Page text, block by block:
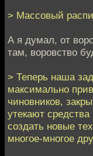
> Массовый
А я думал, от
там, воровство
> Теперь наша
максимально
чиновников,
утекают
создать новые
многое-многое